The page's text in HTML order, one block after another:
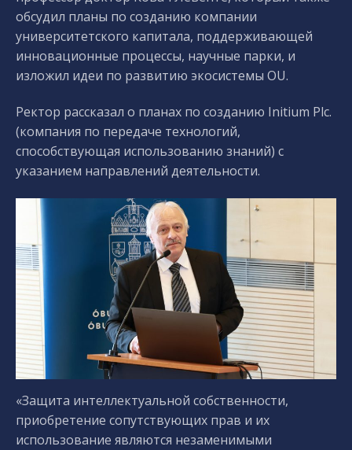
обсудил планы по созданию компании
университетского капитала, поддерживающей
инновационные процессы, научные парки, и
изложил идеи по развитию экосистемы OU.
Ректор рассказал о планах по созданию Initium Plc.
(компания по передаче технологий,
способствующая использованию знаний) с
указанием направлений деятельности.
«Защита интеллектуальной собственности,
приобретение сопутствующих прав и их
использование являются незаменимыми